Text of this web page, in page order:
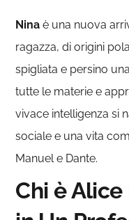
Ninaè una nuova
ragazza, di origini
spigliata e persino
tutte le materie e
vivace intelligenza si
sociale e una vita
Manuel e Dante.
Chi è